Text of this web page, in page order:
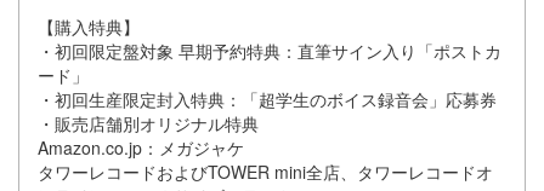
【購入特典】
・初回限定盤対象 早期予約特典：直筆サイン入り「ポストカ
ード」
・初回生産限定封入特典：「超学生のボイス録音会」応募券
・販売店舗別オリジナル特典
Amazon.co.jp：メガジャケ
タワーレコードおよびTOWER mini全店、タワーレコードオ